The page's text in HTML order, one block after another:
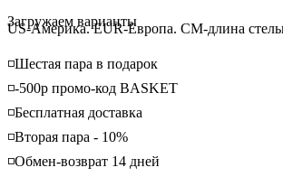
Loading...
Загружаем варианты
US-Америка. EUR-Европа. CM-длина
◽️Шестая пара в подарок
◽️-500р промо-код BASKET
◽️Бесплатная доставка
◽️Вторая пара - 10%
◽️Обмен-возврат 14 дней